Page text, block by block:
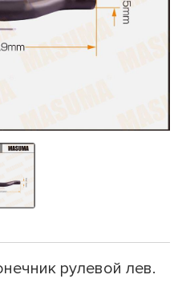
рулевой лев.